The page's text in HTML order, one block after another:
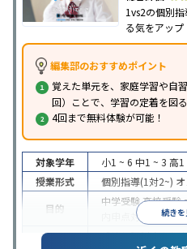
1vs2の個別
る気をアップ
編集部のおすすめポイント
覚えた単元を、家庭学習や自
回）ことで、学習の定着を図る
4回まで無料体験が可能！
続きを
対象学年 小1 ~ 6 中1 ~ 3 高1
授業形式
個別指導(1対2~)
目的
中学受験高校受験
内申点対策
学習習
成績保証制度あり